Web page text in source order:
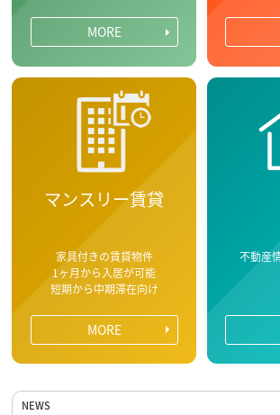
MORE
マンスリー賃貸
家具付きの賃貸物件
1ヶ月から入居が可能
短期から中期滞在向け
MORE
不動産
NEWS